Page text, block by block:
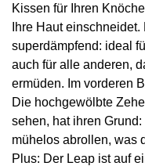
Kissen für Ihren
Ihre Haut
superdämpfend: ideal
auch für alle anderen,
ermüden. Im vorderen
Die hochgewölbte
sehen, hat ihren
mühelos abrollen, was
Plus: Der Leap ist auf